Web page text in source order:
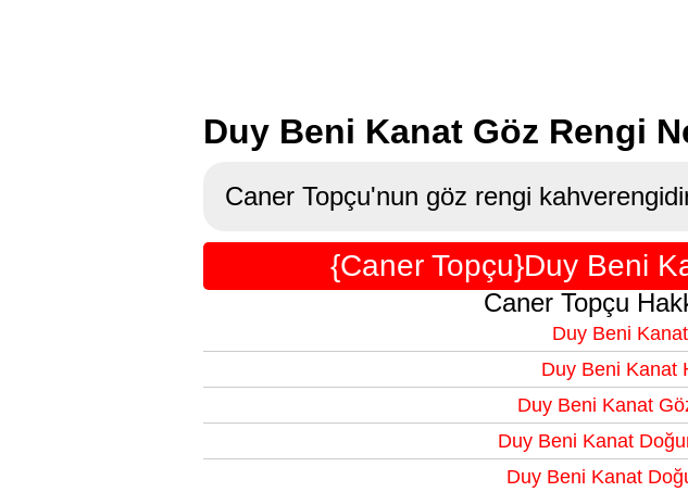
Duy Beni Kanat Göz Rengi
Caner Topçu'nun göz rengi
{Caner Topçu}Duy Beni
Caner Topçu
Duy Beni
Duy Beni Kanat
Duy Beni Kanat
Duy Beni Kanat
Duy Beni Kanat